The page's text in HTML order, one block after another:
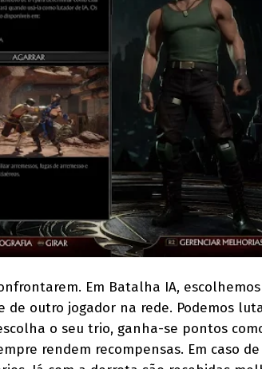
Em Batalha IA,
de outro jogador na rede. Podemos
o seu trio, ganha-se pontos
rendem recompensas. Em caso de